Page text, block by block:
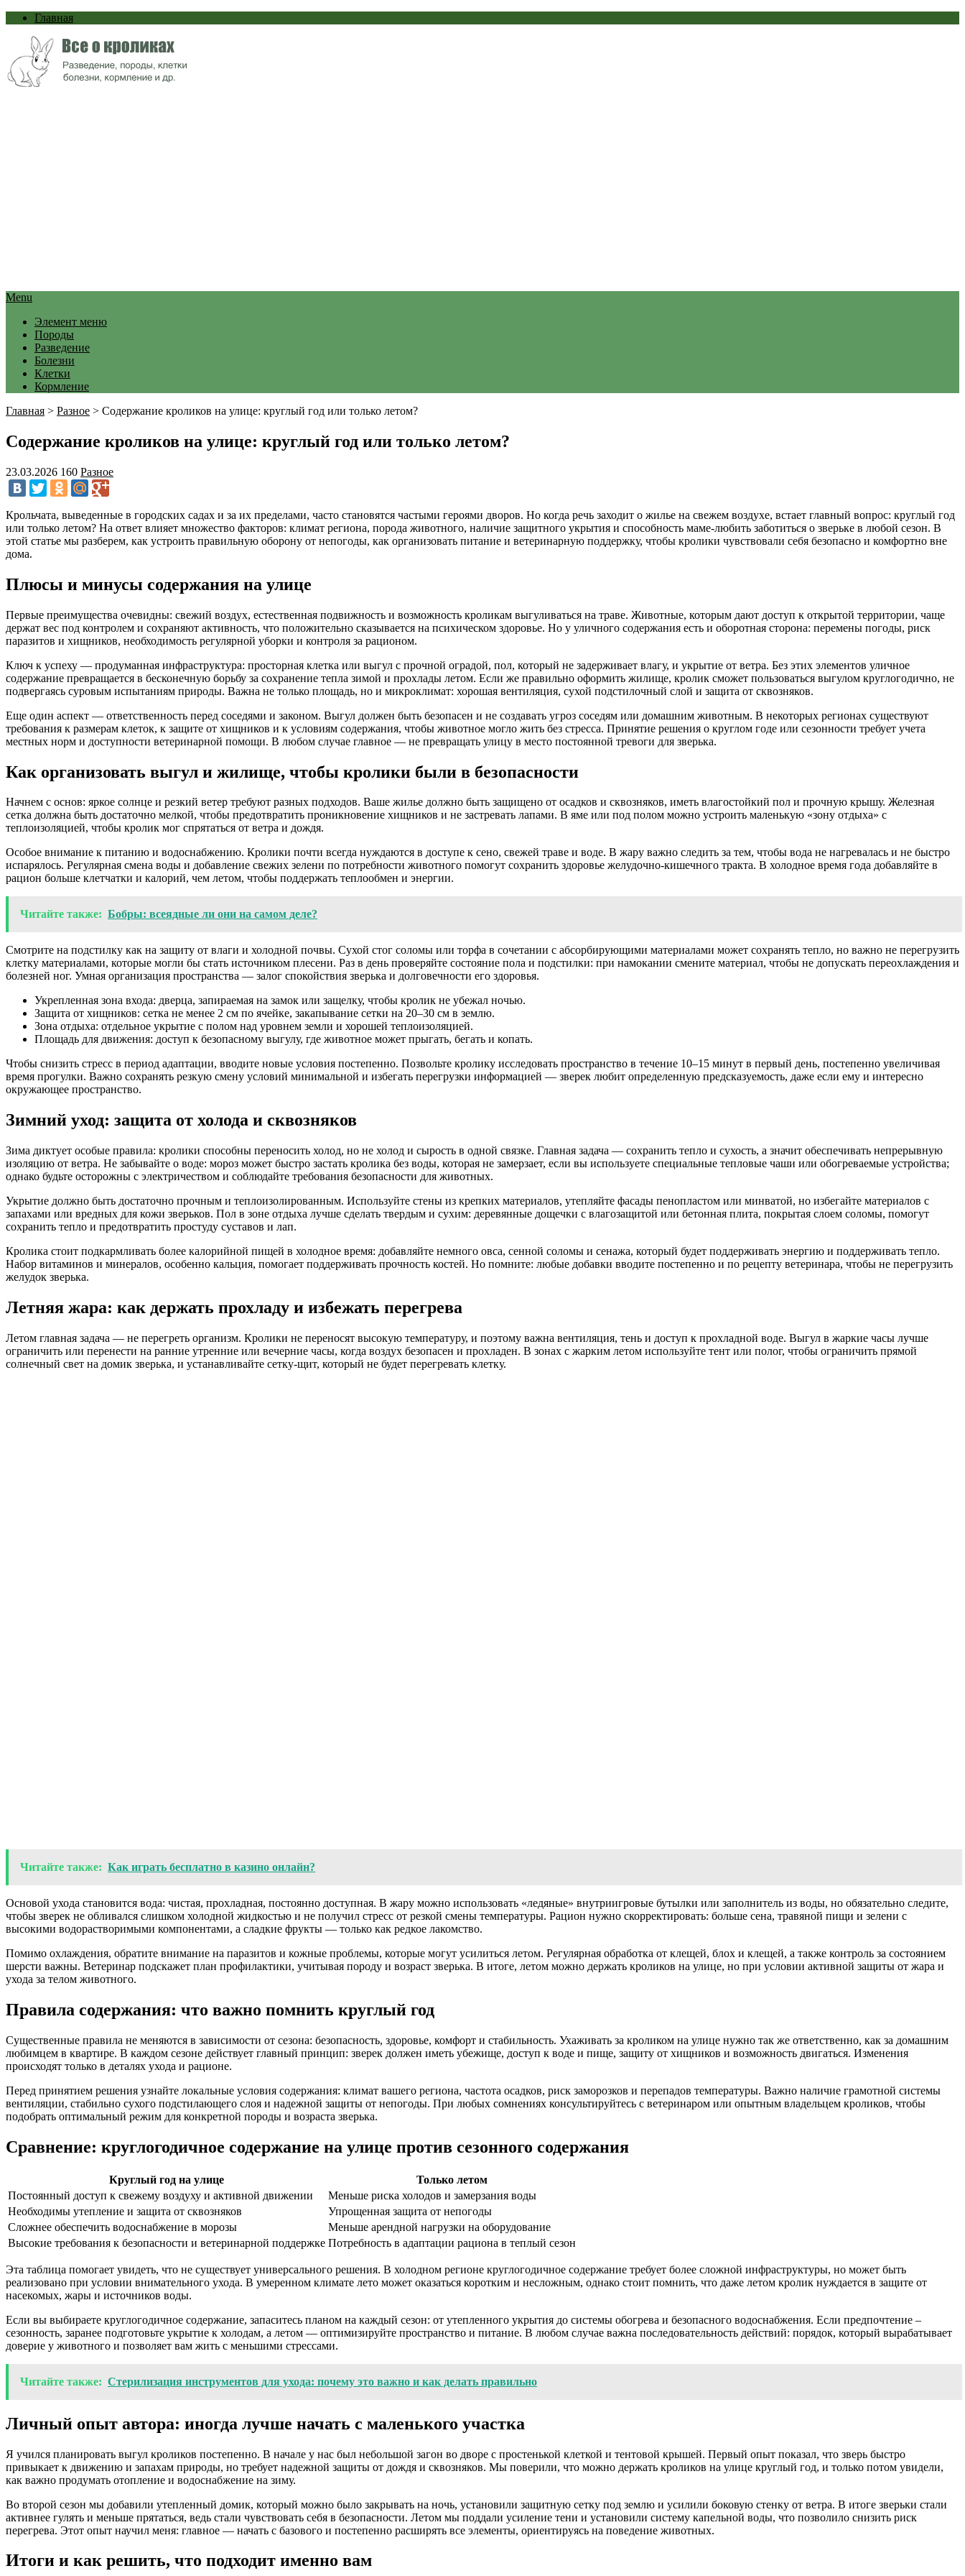
Главная
Menu
Элемент меню
Породы
Разведение
Болезни
Клетки
Кормление
Главная > Разное > Содержание кроликов на улице: круглый год или только летом?
Содержание кроликов на улице: круглый год или только летом?
23.03.2026 160 Разное
Крольчата, выведенные в городских садах и за их пределами, часто становятся частыми героями дворов. Но когда речь заходит о жилье на свежем воздухе, встает главный вопрос: круглый год
или только летом? На ответ влияет множество факторов: климат региона, порода животного, наличие защитного укрытия и способность маме-любить заботиться о зверьке в любой сезон. В
этой статье мы разберем, как устроить правильную оборону от непогоды, как организовать питание и ветеринарную поддержку, чтобы кролики чувствовали себя безопасно и комфортно вне
дома.
Плюсы и минусы содержания на улице
Первые преимущества очевидны: свежий воздух, естественная подвижность и возможность кроликам выгуливаться на траве. Животные, которым дают доступ к открытой территории, чаще
держат вес под контролем и сохраняют активность, что положительно сказывается на психическом здоровье. Но у уличного содержания есть и оборотная сторона: перемены погоды, риск
паразитов и хищников, необходимость регулярной уборки и контроля за рационом.
Ключ к успеху — продуманная инфраструктура: просторная клетка или выгул с прочной оградой, пол, который не задерживает влагу, и укрытие от ветра. Без этих элементов уличное
содержание превращается в бесконечную борьбу за сохранение тепла зимой и прохлады летом. Если же правильно оформить жилище, кролик сможет пользоваться выгулом круглогодично, не
подвергаясь суровым испытаниям природы. Важна не только площадь, но и микроклимат: хорошая вентиляция, сухой подстилочный слой и защита от сквозняков.
Еще один аспект — ответственность перед соседями и законом. Выгул должен быть безопасен и не создавать угроз соседям или домашним животным. В некоторых регионах существуют
требования к размерам клеток, к защите от хищников и к условиям содержания, чтобы животное могло жить без стресса. Принятие решения о круглом годе или сезонности требует учета
местных норм и доступности ветеринарной помощи. В любом случае главное — не превращать улицу в место постоянной тревоги для зверька.
Как организовать выгул и жилище, чтобы кролики были в безопасности
Начнем с основ: яркое солнце и резкий ветер требуют разных подходов. Ваше жилье должно быть защищено от осадков и сквозняков, иметь влагостойкий пол и прочную крышу. Железная
сетка должна быть достаточно мелкой, чтобы предотвратить проникновение хищников и не застревать лапами. В яме или под полом можно устроить маленькую «зону отдыха» с
теплоизоляцией, чтобы кролик мог спрятаться от ветра и дождя.
Особое внимание к питанию и водоснабжению. Кролики почти всегда нуждаются в доступе к сено, свежей траве и воде. В жару важно следить за тем, чтобы вода не нагревалась и не быстро
испарялось. Регулярная смена воды и добавление свежих зелени по потребности животного помогут сохранить здоровье желудочно-кишечного тракта. В холодное время года добавляйте в
рацион больше клетчатки и калорий, чем летом, чтобы поддержать теплообмен и энергии.
Читайте также: Бобры: всеядные ли они на самом деле?
Смотрите на подстилку как на защиту от влаги и холодной почвы. Сухой стог соломы или торфа в сочетании с абсорбирующими материалами может сохранять тепло, но важно не перегрузить
клетку материалами, которые могли бы стать источником плесени. Раз в день проверяйте состояние пола и подстилки: при намокании смените материал, чтобы не допускать переохлаждения и
болезней ног. Умная организация пространства — залог спокойствия зверька и долговечности его здоровья.
Укрепленная зона входа: дверца, запираемая на замок или защелку, чтобы кролик не убежал ночью.
Защита от хищников: сетка не менее 2 см по ячейке, закапывание сетки на 20–30 см в землю.
Зона отдыха: отдельное укрытие с полом над уровнем земли и хорошей теплоизоляцией.
Площадь для движения: доступ к безопасному выгулу, где животное может прыгать, бегать и копать.
Чтобы снизить стресс в период адаптации, вводите новые условия постепенно. Позвольте кролику исследовать пространство в течение 10–15 минут в первый день, постепенно увеличивая
время прогулки. Важно сохранять резкую смену условий минимальной и избегать перегрузки информацией — зверек любит определенную предсказуемость, даже если ему и интересно
окружающее пространство.
Зимний уход: защита от холода и сквозняков
Зима диктует особые правила: кролики способны переносить холод, но не холод и сырость в одной связке. Главная задача — сохранить тепло и сухость, а значит обеспечивать непрерывную
изоляцию от ветра. Не забывайте о воде: мороз может быстро застать кролика без воды, которая не замерзает, если вы используете специальные тепловые чаши или обогреваемые устройства;
однако будьте осторожны с электричеством и соблюдайте требования безопасности для животных.
Укрытие должно быть достаточно прочным и теплоизолированным. Используйте стены из крепких материалов, утепляйте фасады пенопластом или минватой, но избегайте материалов с
запахами или вредных для кожи зверьков. Пол в зоне отдыха лучше сделать твердым и сухим: деревянные дощечки с влагозащитой или бетонная плита, покрытая слоем соломы, помогут
сохранить тепло и предотвратить простуду суставов и лап.
Кролика стоит подкармливать более калорийной пищей в холодное время: добавляйте немного овса, сенной соломы и сенажа, который будет поддерживать энергию и поддерживать тепло.
Набор витаминов и минералов, особенно кальция, помогает поддерживать прочность костей. Но помните: любые добавки вводите постепенно и по рецепту ветеринара, чтобы не перегрузить
желудок зверька.
Летняя жара: как держать прохладу и избежать перегрева
Летом главная задача — не перегреть организм. Кролики не переносят высокую температуру, и поэтому важна вентиляция, тень и доступ к прохладной воде. Выгул в жаркие часы лучше
ограничить или перенести на ранние утренние или вечерние часы, когда воздух безопасен и прохладен. В зонах с жарким летом используйте тент или полог, чтобы ограничить прямой
солнечный свет на домик зверька, и устанавливайте сетку-щит, который не будет перегревать клетку.
Читайте также: Как играть бесплатно в казино онлайн?
Основой ухода становится вода: чистая, прохладная, постоянно доступная. В жару можно использовать «ледяные» внутриигровые бутылки или заполнитель из воды, но обязательно следите,
чтобы зверек не обливался слишком холодной жидкостью и не получил стресс от резкой смены температуры. Рацион нужно скорректировать: больше сена, травяной пищи и зелени с
высокими водорастворимыми компонентами, а сладкие фрукты — только как редкое лакомство.
Помимо охлаждения, обратите внимание на паразитов и кожные проблемы, которые могут усилиться летом. Регулярная обработка от клещей, блох и клещей, а также контроль за состоянием
шерсти важны. Ветеринар подскажет план профилактики, учитывая породу и возраст зверька. В итоге, летом можно держать кроликов на улице, но при условии активной защиты от жара и
ухода за телом животного.
Правила содержания: что важно помнить круглый год
Существенные правила не меняются в зависимости от сезона: безопасность, здоровье, комфорт и стабильность. Ухаживать за кроликом на улице нужно так же ответственно, как за домашним
любимцем в квартире. В каждом сезоне действует главный принцип: зверек должен иметь убежище, доступ к воде и пище, защиту от хищников и возможность двигаться. Изменения
происходят только в деталях ухода и рационе.
Перед принятием решения узнайте локальные условия содержания: климат вашего региона, частота осадков, риск заморозков и перепадов температуры. Важно наличие грамотной системы
вентиляции, стабильно сухого подстилающего слоя и надежной защиты от непогоды. При любых сомнениях консультируйтесь с ветеринаром или опытным владельцем кроликов, чтобы
подобрать оптимальный режим для конкретной породы и возраста зверька.
Сравнение: круглогодичное содержание на улице против сезонного содержания
Круглый год на улице
Только летом
Постоянный доступ к свежему воздуху и активной движении
Меньше риска холодов и замерзания воды
Необходимы утепление и защита от сквозняков
Упрощенная защита от непогоды
Сложнее обеспечить водоснабжение в морозы
Меньше арендной нагрузки на оборудование
Высокие требования к безопасности и ветеринарной поддержке Потребность в адаптации рациона в теплый сезон
Эта таблица помогает увидеть, что не существует универсального решения. В холодном регионе круглогодичное содержание требует более сложной инфраструктуры, но может быть
реализовано при условии внимательного ухода. В умеренном климате лето может оказаться коротким и несложным, однако стоит помнить, что даже летом кролик нуждается в защите от
насекомых, жары и источников воды.
Если вы выбираете круглогодичное содержание, запаситесь планом на каждый сезон: от утепленного укрытия до системы обогрева и безопасного водоснабжения. Если предпочтение –
сезонность, заранее подготовьте укрытие к холодам, а летом — оптимизируйте пространство и питание. В любом случае важна последовательность действий: порядок, который вырабатывает
доверие у животного и позволяет вам жить с меньшими стрессами.
Читайте также: Стерилизация инструментов для ухода: почему это важно и как делать правильно
Личный опыт автора: иногда лучше начать с маленького участка
Я учился планировать выгул кроликов постепенно. В начале у нас был небольшой загон во дворе с простенькой клеткой и тентовой крышей. Первый опыт показал, что зверь быстро
привыкает к движению и запахам природы, но требует надежной защиты от дождя и сквозняков. Мы поверили, что можно держать кроликов на улице круглый год, и только потом увидели,
как важно продумать отопление и водоснабжение на зиму.
Во второй сезон мы добавили утепленный домик, который можно было закрывать на ночь, установили защитную сетку под землю и усилили боковую стенку от ветра. В итоге зверьки стали
активнее гулять и меньше прятаться, ведь стали чувствовать себя в безопасности. Летом мы поддали усиление тени и установили систему капельной воды, что позволило снизить риск
перегрева. Этот опыт научил меня: главное — начать с базового и постепенно расширять все элементы, ориентируясь на поведение животных.
Итоги и как решить, что подходит именно вам